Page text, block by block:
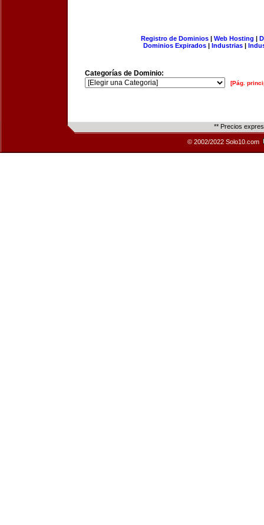
Registro de Dominios| Web Hosting |
Dominios Expirados | Industrias |
Categorías de Dominio:
[Pág.
** Precios
© 2002/2022 Solo10.com